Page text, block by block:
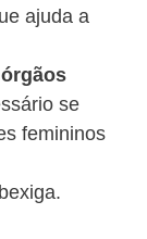
ajuda a
se
femininos